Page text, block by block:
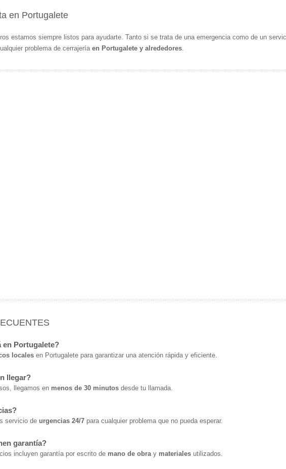
en Portugalete
estamos siempre listos para ayudarte. Tanto si se trata de una emergencia como de un
problema de cerrajería en Portugalete y alrededores.
en Portugalete?
locales en Portugalete para garantizar una atención rápida y eficiente.
llegar?
llegamos en menos de 30 minutos desde tu llamada.
servicio de urgencias 24/7 para cualquier problema que no pueda esperar.
garantía?
incluyen garantía por escrito de mano de obray materiales utilizados.